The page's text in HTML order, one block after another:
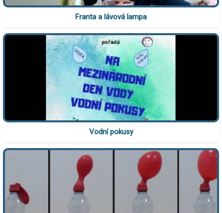
Franta a lávová lampa
Vodní pokusy